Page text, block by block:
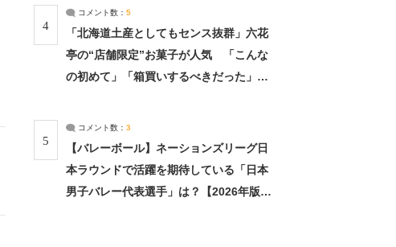
4
コメント数： 5
「北海道土産としてもセンス抜群」六花
亭の“店舗限定”お菓子が人気 「こんな
の初めて」「箱買いするべきだった」
5
コメント数： 3
【バレーボール】ネーションズリーグ日
本ラウンドで活躍を期待している「日本
男子バレー代表選手」は？【2026年版・